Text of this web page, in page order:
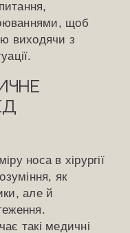
щоб
виходячи з
носа в хірургії
як
але й
такі медичні